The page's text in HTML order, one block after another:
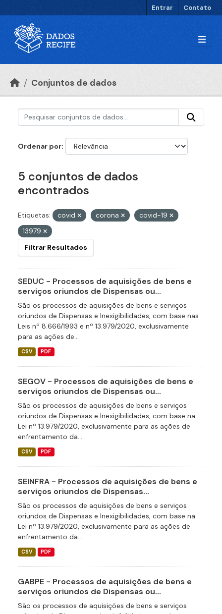
Entrar Contato
Conjuntos de dados
Ordenar por
5 conjuntos de dados
encontrados
Etiquetas: covid corona
covid-19
13979
Filtrar Resultados
SEDUC - Processos de aquisições de bens e
serviços oriundos de Dispensas ou...
São os processos de aquisições de bens e serviços
oriundos de Dispensas e Inexigibilidades, com base nas
Leis nº 8.666/1993 e nº 13.979/2020, exclusivamente
para as ações de...
CSV PDF
SEGOV - Processos de aquisições de bens e
serviços oriundos de Dispensas ou...
São os processos de aquisições de bens e serviços
oriundos de Dispensas e Inexigibilidades, com base na
Lei nº 13.979/2020, exclusivamente para as ações de
enfrentamento da...
CSV PDF
SEINFRA - Processos de aquisições de bens e
serviços oriundos de Dispensas...
São os processos de aquisições de bens e serviços
oriundos de Dispensas e Inexigibilidades, com base na
Lei nº 13.979/2020, exclusivamente para as ações de
enfrentamento da...
CSV PDF
GABPE - Processos de aquisições de bens e
serviços oriundos de Dispensas ou...
São os processos de aquisições de bens e serviços